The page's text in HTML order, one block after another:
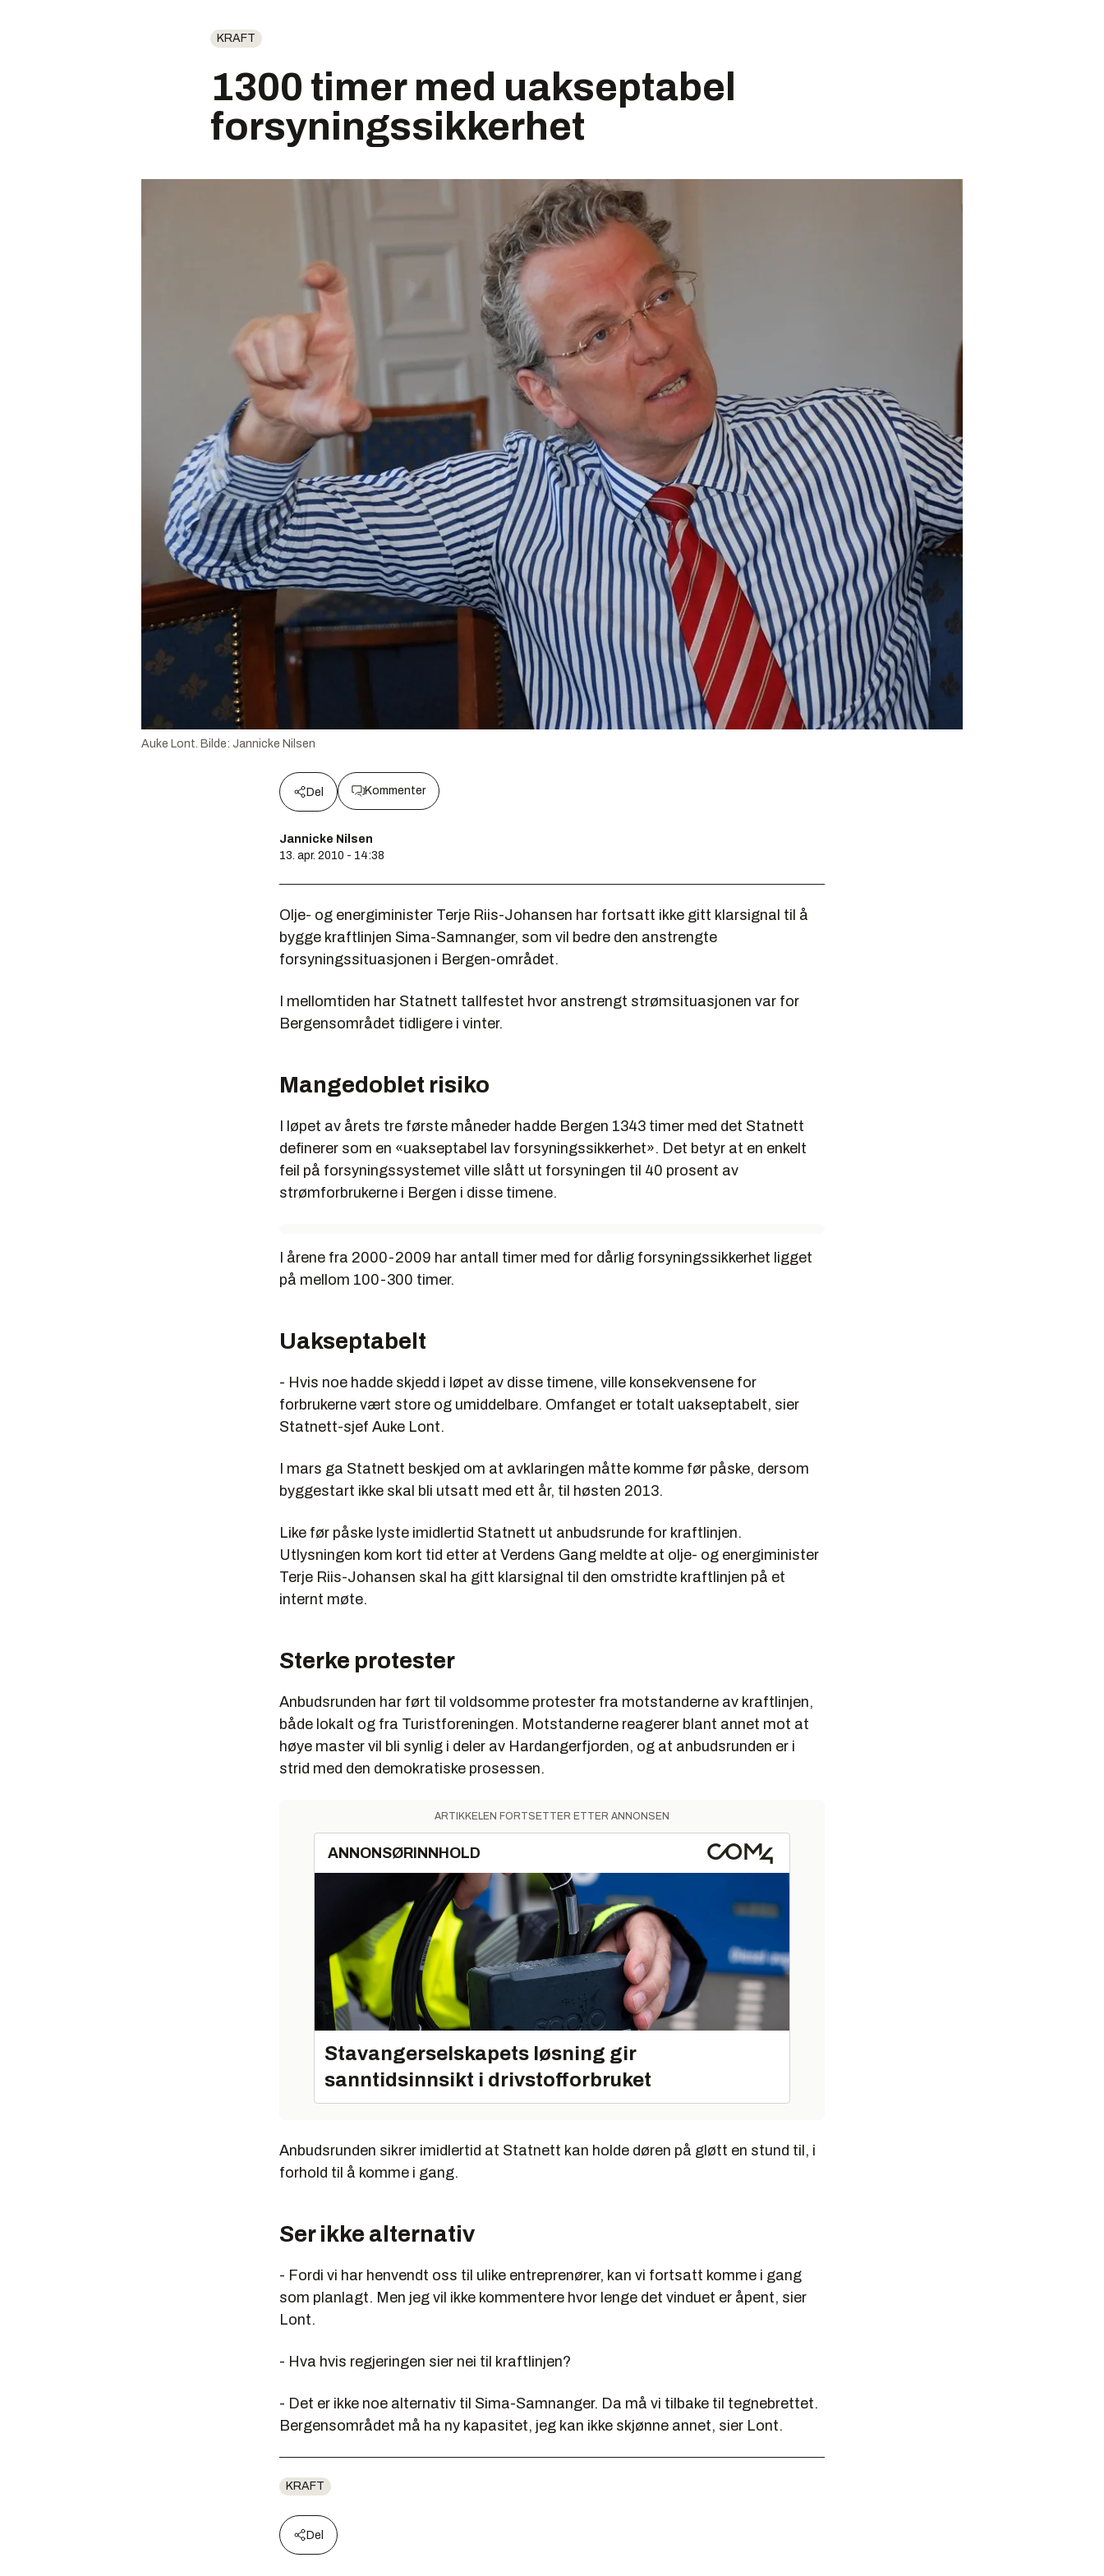
KRAFT
1300 timer med uakseptabel
forsyningssikkerhet
Auke Lont. Bilde: Jannicke Nilsen
Del Kommenter
Jannicke Nilsen
13. apr. 2010 - 14:38
Olje- og energiminister Terje Riis-Johansen har fortsatt ikke gitt klarsignal til å
bygge kraftlinjen Sima-Samnanger, som vil bedre den anstrengte
forsyningssituasjonen i Bergen-området.
I mellomtiden har Statnett tallfestet hvor anstrengt strømsituasjonen var for
Bergensområdet tidligere i vinter.
Mangedoblet risiko
I løpet av årets tre første måneder hadde Bergen 1343 timer med det Statnett
definerer som en «uakseptabel lav forsyningssikkerhet». Det betyr at en enkelt
feil på forsyningssystemet ville slått ut forsyningen til 40 prosent av
strømforbrukerne i Bergen i disse timene.
I årene fra 2000-2009 har antall timer med for dårlig forsyningssikkerhet ligget
på mellom 100-300 timer.
Uakseptabelt
- Hvis noe hadde skjedd i løpet av disse timene, ville konsekvensene for
forbrukerne vært store og umiddelbare. Omfanget er totalt uakseptabelt, sier
Statnett-sjef Auke Lont.
I mars ga Statnett beskjed om at avklaringen måtte komme før påske, dersom
byggestart ikke skal bli utsatt med ett år, til høsten 2013.
Like før påske lyste imidlertid Statnett ut anbudsrunde for kraftlinjen.
Utlysningen kom kort tid etter at Verdens Gang meldte at olje- og energiminister
Terje Riis-Johansen skal ha gitt klarsignal til den omstridte kraftlinjen på et
internt møte.
Sterke protester
Anbudsrunden har ført til voldsomme protester fra motstanderne av kraftlinjen,
både lokalt og fra Turistforeningen. Motstanderne reagerer blant annet mot at
høye master vil bli synlig i deler av Hardangerfjorden, og at anbudsrunden er i
strid med den demokratiske prosessen.
ARTIKKELEN FORTSETTER ETTER ANNONSEN
ANNONSØRINNHOLD
Stavangerselskapets løsning gir
sanntidsinnsikt i drivstofforbruket
Anbudsrunden sikrer imidlertid at Statnett kan holde døren på gløtt en stund til, i
forhold til å komme i gang.
Ser ikke alternativ
- Fordi vi har henvendt oss til ulike entreprenører, kan vi fortsatt komme i gang
som planlagt. Men jeg vil ikke kommentere hvor lenge det vinduet er åpent, sier
Lont.
- Hva hvis regjeringen sier nei til kraftlinjen?
- Det er ikke noe alternativ til Sima-Samnanger. Da må vi tilbake til tegnebrettet.
Bergensområdet må ha ny kapasitet, jeg kan ikke skjønne annet, sier Lont.
KRAFT
Del